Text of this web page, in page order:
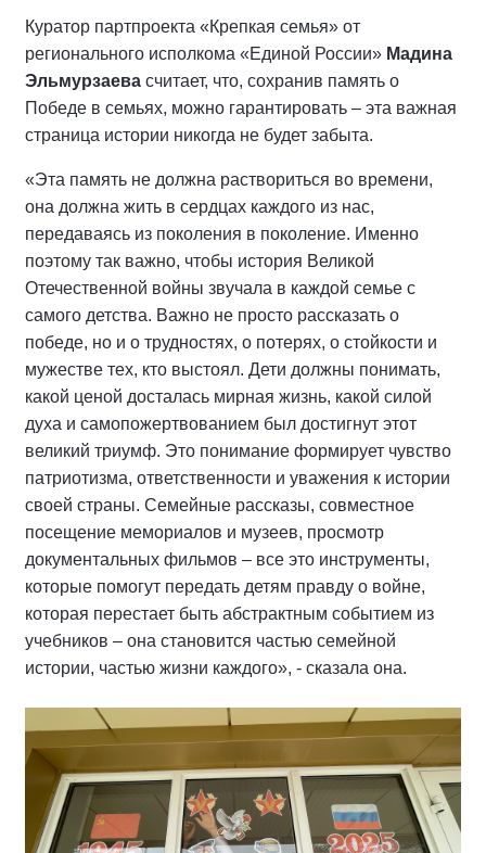
Куратор партпроекта «Крепкая семья» от
регионального исполкома «Единой России» Мадина
Эльмурзаева считает, что, сохранив память о
Победе в семьях, можно гарантировать – эта важная
страница истории никогда не будет забыта.
«Эта память не должна раствориться во времени,
она должна жить в сердцах каждого из нас,
передаваясь из поколения в поколение. Именно
поэтому так важно, чтобы история Великой
Отечественной войны звучала в каждой семье с
самого детства. Важно не просто рассказать о
победе, но и о трудностях, о потерях, о стойкости и
мужестве тех, кто выстоял. Дети должны понимать,
какой ценой досталась мирная жизнь, какой силой
духа и самопожертвованием был достигнут этот
великий триумф. Это понимание формирует чувство
патриотизма, ответственности и уважения к истории
своей страны. Семейные рассказы, совместное
посещение мемориалов и музеев, просмотр
документальных фильмов – все это инструменты,
которые помогут передать детям правду о войне,
которая перестает быть абстрактным событием из
учебников – она становится частью семейной
истории, частью жизни каждого», - сказала она.